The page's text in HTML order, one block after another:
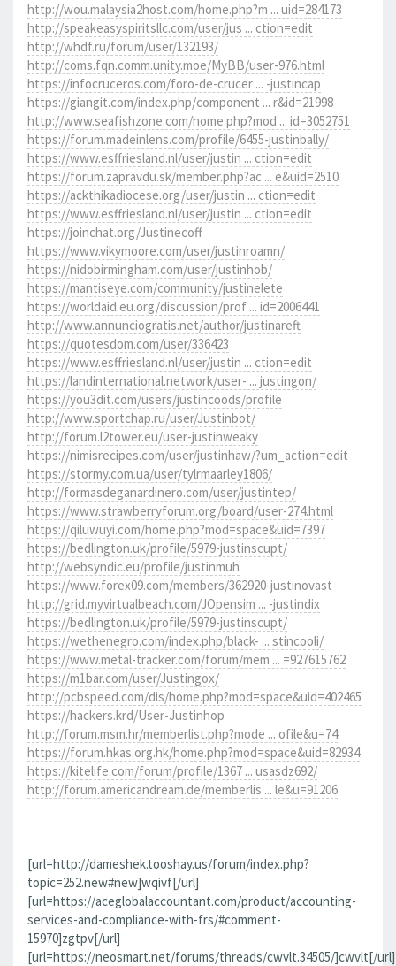
http://wou.malaysia2host.com/home.php?m ... uid=284173
http://speakeasyspiritsllc.com/user/jus ... ction=edit
http://whdf.ru/forum/user/132193/
http://coms.fqn.comm.unity.moe/MyBB/user-976.html
https://infocruceros.com/foro-de-crucer ... -justincap
https://giangit.com/index.php/component ... r&id=21998
http://www.seafishzone.com/home.php?mod ... id=3052751
https://forum.madeinlens.com/profile/6455-justinbally/
https://www.esffriesland.nl/user/justin ... ction=edit
https://forum.zapravdu.sk/member.php?ac ... e&uid=2510
https://ackthikadiocese.org/user/justin ... ction=edit
https://www.esffriesland.nl/user/justin ... ction=edit
https://joinchat.org/Justinecoff
https://www.vikymoore.com/user/justinroamn/
https://nidobirmingham.com/user/justinhob/
https://mantiseye.com/community/justinelete
https://worldaid.eu.org/discussion/prof ... id=2006441
http://www.annunciogratis.net/author/justinareft
https://quotesdom.com/user/336423
https://www.esffriesland.nl/user/justin ... ction=edit
https://landinternational.network/user- ... justingon/
https://you3dit.com/users/justincoods/profile
http://www.sportchap.ru/user/Justinbot/
http://forum.l2tower.eu/user-justinweaky
https://nimisrecipes.com/user/justinhaw/?um_action=edit
https://stormy.com.ua/user/tylrmaarley1806/
http://formasdeganardinero.com/user/justintep/
https://www.strawberryforum.org/board/user-274.html
https://qiluwuyi.com/home.php?mod=space&uid=7397
https://bedlington.uk/profile/5979-justinscupt/
http://websyndic.eu/profile/justinmuh
https://www.forex09.com/members/362920-justinovast
http://grid.myvirtualbeach.com/JOpensim ... -justindix
https://bedlington.uk/profile/5979-justinscupt/
https://wethenegro.com/index.php/black- ... stincooli/
https://www.metal-tracker.com/forum/mem ... =927615762
https://m1bar.com/user/Justingox/
http://pcbspeed.com/dis/home.php?mod=space&uid=402465
https://hackers.krd/User-Justinhop
http://forum.msm.hr/memberlist.php?mode ... ofile&u=74
https://forum.hkas.org.hk/home.php?mod=space&uid=82934
https://kitelife.com/forum/profile/1367 ... usasdz692/
http://forum.americandream.de/memberlis ... le&u=91206
[url=http://dameshek.tooshay.us/forum/index.php?
topic=252.new#new]wqivf[/url]
[url=https://aceglobalaccountant.com/product/accounting-
services-and-compliance-with-frs/#comment-
15970]zgtpv[/url]
[url=https://neosmart.net/forums/threads/cwvlt.34505/]cwvlt[/url]